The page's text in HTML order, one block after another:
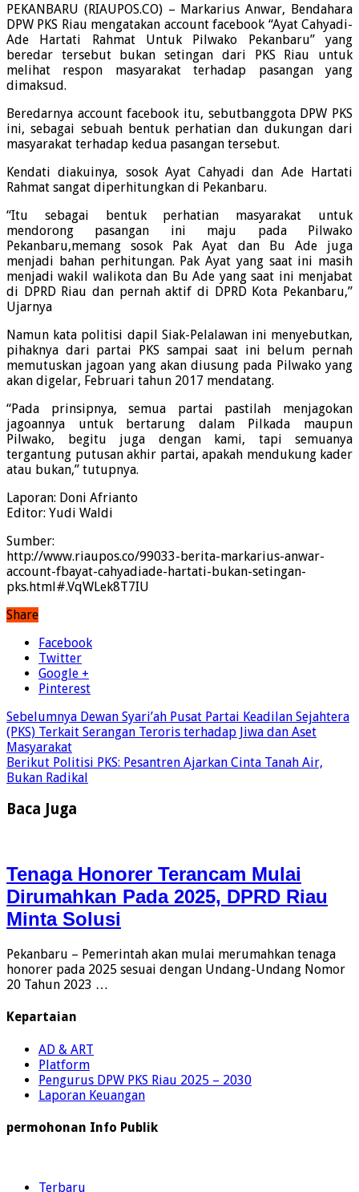
PEKANBARU (RIAUPOS.CO) – Markarius Anwar, Bendahara
DPW PKS Riau mengatakan account facebook “Ayat Cahyadi-
Ade Hartati Rahmat Untuk Pilwako Pekanbaru” yang
beredar tersebut bukan setingan dari PKS Riau untuk
melihat respon masyarakat terhadap pasangan yang
dimaksud.
Beredarnya account facebook itu, sebutbanggota DPW PKS
ini, sebagai sebuah bentuk perhatian dan dukungan dari
masyarakat terhadap kedua pasangan tersebut.
Kendati diakuinya, sosok Ayat Cahyadi dan Ade Hartati
Rahmat sangat diperhitungkan di Pekanbaru.
“Itu sebagai bentuk perhatian masyarakat untuk
mendorong pasangan ini maju pada Pilwako
Pekanbaru,memang sosok Pak Ayat dan Bu Ade juga
menjadi bahan perhitungan. Pak Ayat yang saat ini masih
menjadi wakil walikota dan Bu Ade yang saat ini menjabat
di DPRD Riau dan pernah aktif di DPRD Kota Pekanbaru,”
Ujarnya
Namun kata politisi dapil Siak-Pelalawan ini menyebutkan,
pihaknya dari partai PKS sampai saat ini belum pernah
memutuskan jagoan yang akan diusung pada Pilwako yang
akan digelar, Februari tahun 2017 mendatang.
“Pada prinsipnya, semua partai pastilah menjagokan
jagoannya untuk bertarung dalam Pilkada maupun
Pilwako, begitu juga dengan kami, tapi semuanya
tergantung putusan akhir partai, apakah mendukung kader
atau bukan,” tutupnya.
Laporan: Doni Afrianto
Editor: Yudi Waldi
Sumber:
http://www.riaupos.co/99033-berita-markarius-anwar-
account-fbayat-cahyadiade-hartati-bukan-setingan-
pks.html#.VqWLek8T7IU
Share
Facebook
Twitter
Google +
Pinterest
Sebelumnya Dewan Syari’ah Pusat Partai Keadilan Sejahtera
(PKS) Terkait Serangan Teroris terhadap Jiwa dan Aset
Masyarakat
Berikut Politisi PKS: Pesantren Ajarkan Cinta Tanah Air,
Bukan Radikal
Baca Juga
Tenaga Honorer Terancam Mulai
Dirumahkan Pada 2025, DPRD Riau
Minta Solusi
Pekanbaru – Pemerintah akan mulai merumahkan tenaga
honorer pada 2025 sesuai dengan Undang-Undang Nomor
20 Tahun 2023 …
Kepartaian
AD & ART
Platform
Pengurus DPW PKS Riau 2025 – 2030
Laporan Keuangan
permohonan Info Publik
Terbaru